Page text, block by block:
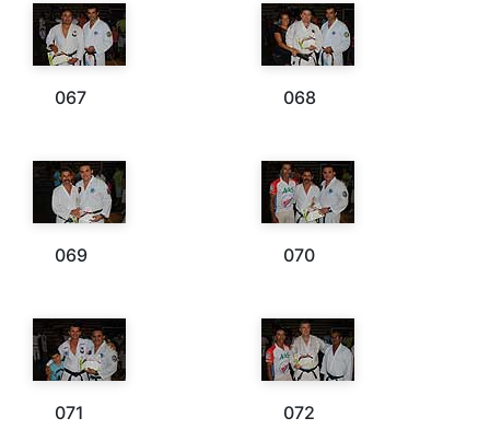
067 068
069 070
071 072